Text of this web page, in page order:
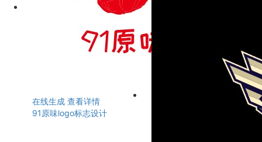
在线生成 查看详情
91原味logo标志设计